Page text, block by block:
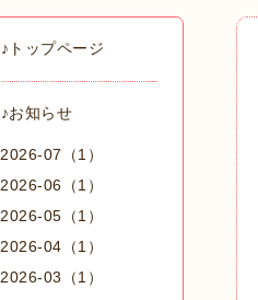
♪トップページ
♪お知らせ
2026-07（1）
2026-06（1）
2026-05（1）
2026-04（1）
2026-03（1）